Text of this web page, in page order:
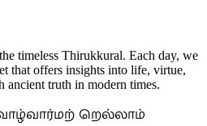
timeless Thirukkural. Each day, we
that offers insights into life, virtue,
truth in modern times.
றெல்லாம்